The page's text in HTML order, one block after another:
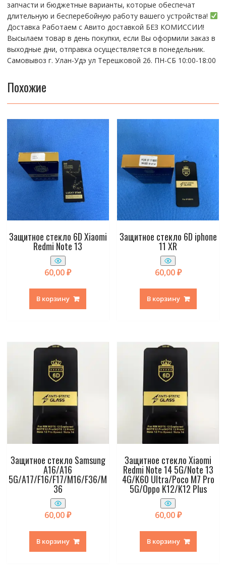
запчасти и бюджетные варианты, которые обеспечат
длительную и бесперебойную работу вашего устройства!
Доставка Работаем с Авито доставкой БЕЗ КОМИССИИ!
Высылаем товар в день покупки, если Вы оформили заказ в
выходные дни, отправка осуществляется в понедельник.
Самовывоз г. Улан-Удэ ул Терешковой 26. ПН-СБ 10:00-18:00
Похожие
Защитное стекло 6D Xiaomi
Redmi Note 13
60,00₽
В корзину
Защитное стекло 6D iphone
11 XR
60,00₽
В корзину
Защитное стекло Samsung
A16/A16
5G/A17/F16/F17/M16/F36/M
36
60,00₽
В корзину
Защитное стекло Xiaomi
Redmi Note 14 5G/Note 13
4G/K60 Ultra/Poco M7 Pro
5G/Oppo K12/K12 Plus
60,00₽
В корзину